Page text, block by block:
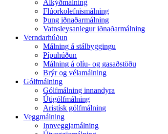
Alkýðmálning
Flúorkolefnismálning
Þung iðnaðarmálning
Vatnsleysanlegur iðnaðarmálning
Verndarhúðun
Málning á stálbyggingu
Pípuhúðun
Málning á olíu- og gasaðstöðu
Brýr og vélamálning
Gólfmálning
Gólfmálning innandyra
Útigólfmálning
Aristísk gólfmálning
Veggmálning
Innveggjamálning